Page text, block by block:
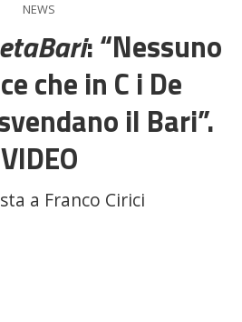
NEWS
: “Nessuno
che in C i De
il Bari”.
VIDEO
a Franco Cirici